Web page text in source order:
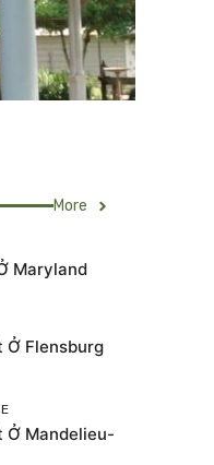
More
Maryland
Ở Flensburg
Ở Mandelieu-